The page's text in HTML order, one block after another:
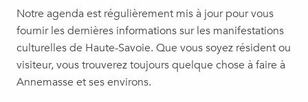
Visite guidée sur l'histoire d'Annemasse
Concert jazz : ubaq / Les Musical'été 2026
Ciné Plein air "Mufasa : Le Roi Lion"
Jazz au Moulin
Visite : Ô tour des enfants
Notre agenda est régulièrement mis à jour pour vous
fournir les dernières informations sur les manifestations
culturelles de Haute-Savoie. Que vous soyez résident ou
visiteur, vous trouverez toujours quelque chose à faire à
Annemasse et ses environs.